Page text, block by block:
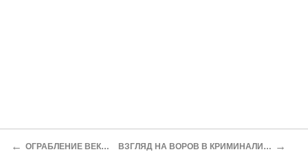
← ОГРАБЛЕНИЕ ВЕКА ПО-НЕМЕЦКИ ВЗГЛЯД НА ВОРОВ В КРИМИНАЛИСТИЧЕСКОЙ ЛИТЕРАТУРЕ →